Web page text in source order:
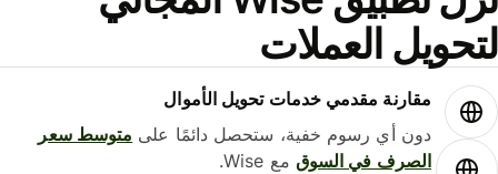
العملات
مقارنة مقدمي خدمات تحويل الأموال
دون أي رسوم خفية، ستحصل دائمًا علىمتوسط ​​سعر
الصرف في السوقمع Wise.